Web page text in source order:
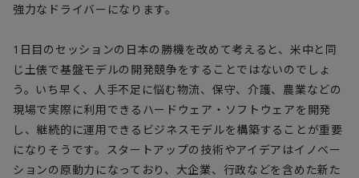
強力なドライバーになります。
1 日目のセッションの日本の勝機を改めて考えると、米中と同
じ土俵で基盤モデルの開発競争をすることではないのでしょ
う。いち早く、人手不足に悩む物流、保守、介護、農業などの
現場で実際に利用できるハードウェア・ソフトウェアを開発
し、継続的に運用できるビジネスモデルを構築することが重要
になりそうです。スタートアップの技術やアイデアはイノベー
ションの原動力になっており、大企業、行政などを含めた新た